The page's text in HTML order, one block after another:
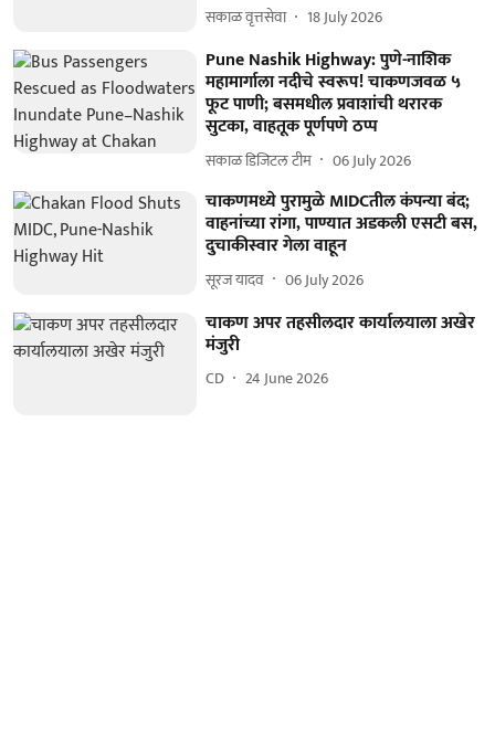
सकाळ वृत्तसेवा 18 July 2026
Pune Nashik Highway: पुणे-नाशिक
महामार्गाला नदीचे स्वरूप! चाकणजवळ ५
फूट पाणी; बसमधील प्रवाशांची थरारक
सुटका, वाहतूक पूर्णपणे ठप्प
सकाळ डिजिटल टीम 06 July 2026
चाकणमध्ये पुरामुळे MIDCतील कंपन्या बंद;
वाहनांच्या रांगा, पाण्यात अडकली एसटी बस,
दुचाकीस्वार गेला वाहून
सूरज यादव 06 July 2026
चाकण अपर तहसीलदार कार्यालयाला अखेर
मंजुरी
CD 24 June 2026